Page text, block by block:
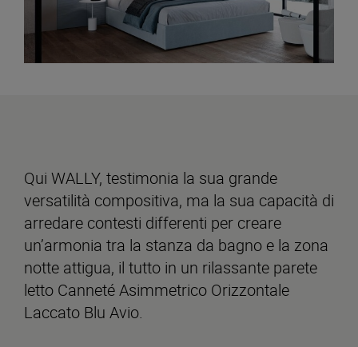
Qui WALLY, testimonia la sua grande
versatilità compositiva, ma la sua capacità di
arredare contesti differenti per creare
un’armonia tra la stanza da bagno e la zona
notte attigua, il tutto in un rilassante parete
letto Canneté Asimmetrico Orizzontale
Laccato Blu Avio.